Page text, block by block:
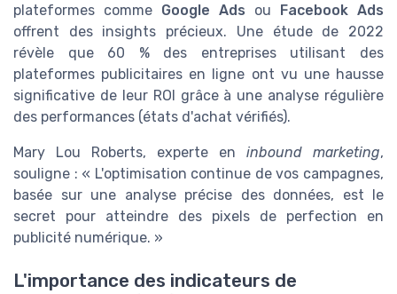
plateformes comme Google Ads ou Facebook Ads
offrent des insights précieux. Une étude de 2022
révèle que 60 % des entreprises utilisant des
plateformes publicitaires en ligne ont vu une hausse
significative de leur ROI grâce à une analyse régulière
des performances (états d'achat vérifiés).
Mary Lou Roberts, experte en inbound marketing,
souligne : « L'optimisation continue de vos campagnes,
basée sur une analyse précise des données, est le
secret pour atteindre des pixels de perfection en
publicité numérique. »
L'importance des indicateurs de